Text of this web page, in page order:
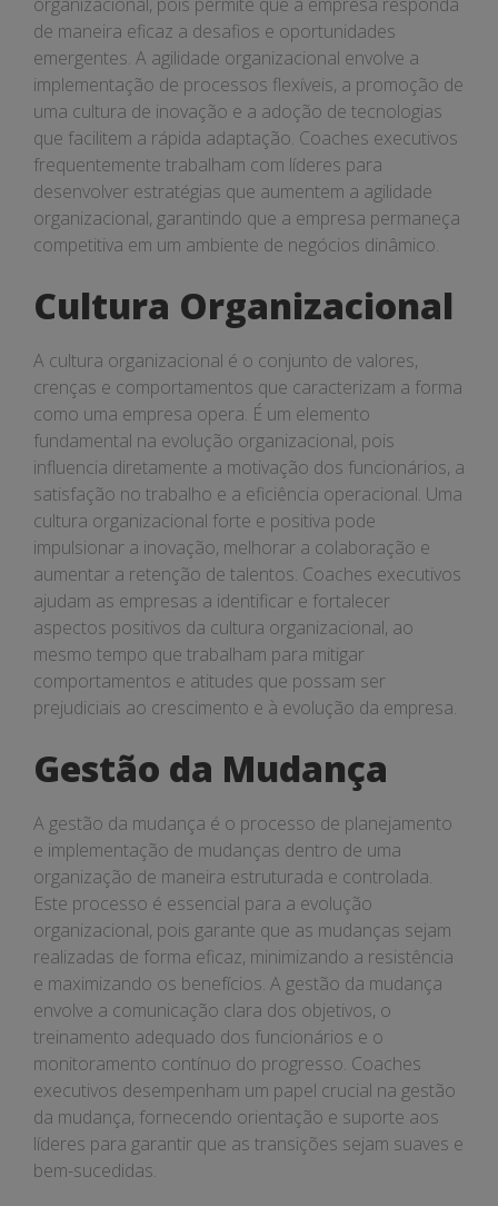
de maneira eficaz a desafios e oportunidades
emergentes. A agilidade organizacional envolve a
implementação de processos flexíveis, a promoção de
uma cultura de inovação e a adoção de tecnologias
que facilitem a rápida adaptação. Coaches executivos
frequentemente trabalham com líderes para
desenvolver estratégias que aumentem a agilidade
organizacional, garantindo que a empresa permaneça
competitiva em um ambiente de negócios dinâmico.
Cultura Organizacional
A cultura organizacional é o conjunto de valores,
crenças e comportamentos que caracterizam a forma
como uma empresa opera. É um elemento
fundamental na evolução organizacional, pois
influencia diretamente a motivação dos funcionários, a
satisfação no trabalho e a eficiência operacional. Uma
cultura organizacional forte e positiva pode
impulsionar a inovação, melhorar a colaboração e
aumentar a retenção de talentos. Coaches executivos
ajudam as empresas a identificar e fortalecer
aspectos positivos da cultura organizacional, ao
mesmo tempo que trabalham para mitigar
comportamentos e atitudes que possam ser
prejudiciais ao crescimento e à evolução da empresa.
Gestão da Mudança
A gestão da mudança é o processo de planejamento
e implementação de mudanças dentro de uma
organização de maneira estruturada e controlada.
Este processo é essencial para a evolução
organizacional, pois garante que as mudanças sejam
realizadas de forma eficaz, minimizando a resistência
e maximizando os benefícios. A gestão da mudança
envolve a comunicação clara dos objetivos, o
treinamento adequado dos funcionários e o
monitoramento contínuo do progresso. Coaches
executivos desempenham um papel crucial na gestão
da mudança, fornecendo orientação e suporte aos
líderes para garantir que as transições sejam suaves e
bem-sucedidas.